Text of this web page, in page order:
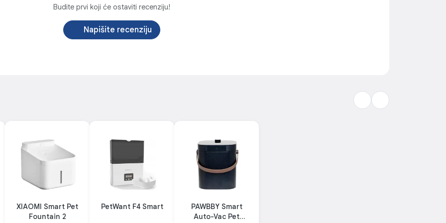
Međutim, pohlepa najčešće dovodi do prekomjerne težine i zdravstvenih problema kućnih ljubimaca. Da biste to
na neki način dođe do blokade u dozatoru, primit ćete trenutnu obavijest u aplikaciji i moći ćete odmah reagirati. Vaši
staviti i 4 LR14 baterije kako biste osigurali izvor napajanja u slučaju nužde u slučaju nestanka struje. Ne morate brinuti
okolnosti. Petoneer Nutri Mini ga nikada neće iznevjeriti. Napomena: baterije nisu uključene - kupite ih zasebno.
s čišćenjem. Kada ponovo sastavite dozator, ne morate da brinete ni o njegovoj stabilnosti - svi elementi će biti
za hranu napravljeni su od izdržljivih materijala koji su sigurni za upotrebu s hranom. Nutri Mini je stoga prijateljski za
izgubiti svježinu? Nemoj biti! Visokokvalitetna silikonska brtva od 360° efikasno blokira protok zraka i značajno
je opremljen i sredstvom za sušenje koje sprečava nakupljanje vlage i kvarenje hrane. Tako vaš ljubimac uvijek može
Budite prvi koji će ostaviti recenziju!
Napišite recenziju
XIAOMI Smart Pet
Fountain 2
PetWant F4 Smart
PAWBBY Smart
Auto-Vac Pet